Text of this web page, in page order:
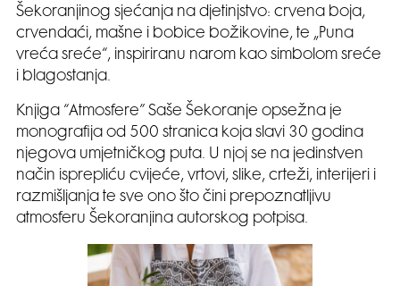
Šekoranjinog sjećanja na djetinjstvo: crvena boja,
crvendaći, mašne i bobice božikovine, te „Puna
vreća sreće“, inspiriranu narom kao simbolom sreće
i blagostanja.
Knjiga “Atmosfere” Saše Šekoranje opsežna je
monografija od 500 stranica koja slavi 30 godina
njegova umjetničkog puta. U njoj se na jedinstven
način isprepliću cvijeće, vrtovi, slike, crteži, interijeri i
razmišljanja te sve ono što čini prepoznatljivu
atmosferu Šekoranjina autorskog potpisa.